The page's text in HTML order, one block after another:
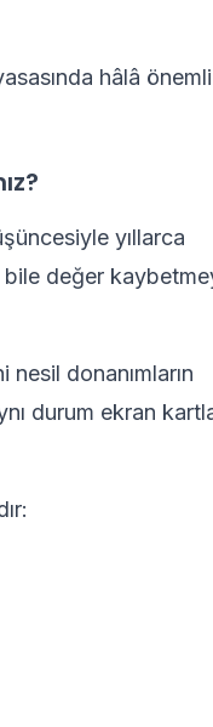
hâlâ
yıllarca
değer
donanımların
durum ekran